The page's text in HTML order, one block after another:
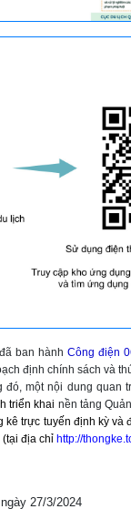
ban hànhCông điện
định chính sách và
một nội dung quan
triển khai nền tảng
trực tuyến định kỳ và
(tại địa chỉ http://
27/3/2024